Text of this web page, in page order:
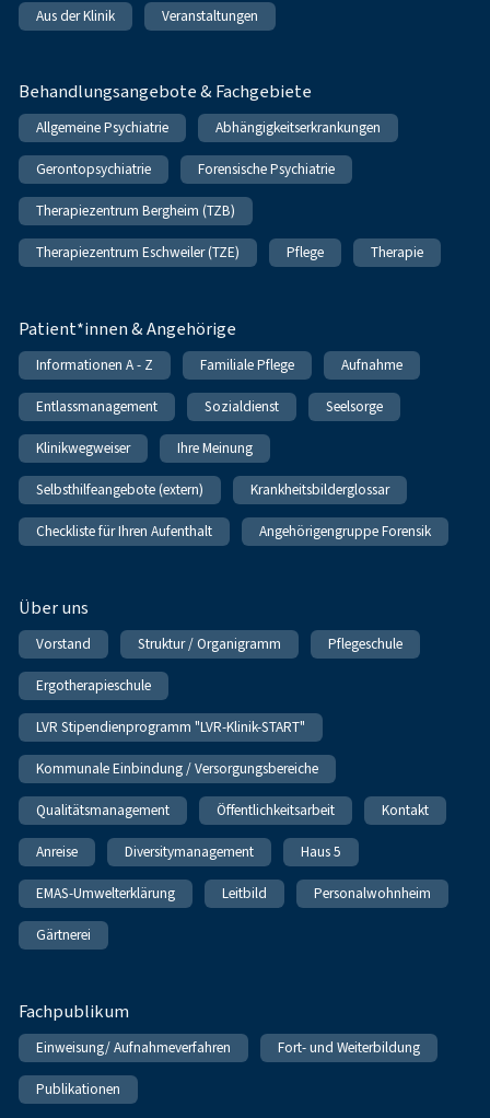
Aus der Klinik Veranstaltungen
Behandlungsangebote & Fachgebiete
Allgemeine Psychiatrie Abhängigkeitserkrankungen
Gerontopsychiatrie Forensische Psychiatrie
Therapiezentrum Bergheim (TZB)
Therapiezentrum Eschweiler (TZE) Pflege Therapie
Patient*innen & Angehörige
Informationen A - Z Familiale Pflege Aufnahme
Entlassmanagement Sozialdienst Seelsorge
Klinikwegweiser Ihre Meinung
Selbsthilfeangebote (extern) Krankheitsbilderglossar
Checkliste für Ihren Aufenthalt Angehörigengruppe Forensik
Über uns
Vorstand Struktur / Organigramm Pflegeschule
Ergotherapieschule
LVR Stipendienprogramm "LVR-Klinik-START"
Kommunale Einbindung / Versorgungsbereiche
Qualitätsmanagement Öffentlichkeitsarbeit Kontakt
Anreise Diversitymanagement Haus 5
EMAS-Umwelterklärung Leitbild Personalwohnheim
Gärtnerei
Fachpublikum
Einweisung/ Aufnahmeverfahren Fort- und Weiterbildung
Publikationen